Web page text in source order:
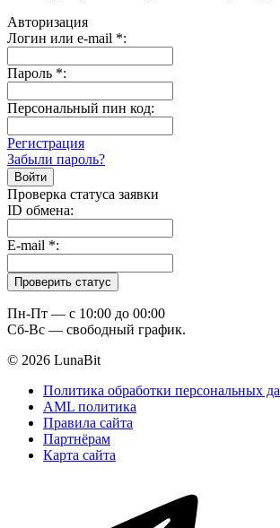
Авторизация
Логин или e-mail *:
Пароль *:
Персональный пин код:
Регистрация
Забыли пароль?
Проверка статуса заявки
ID обмена:
E-mail *:
Пн-Пт — c 10:00 до 00:00
Сб-Вс — свободный график.
© 2026 LunaBit
Политика обработки персональных
AML политика
Правила сайта
Партнёрам
Карта сайта